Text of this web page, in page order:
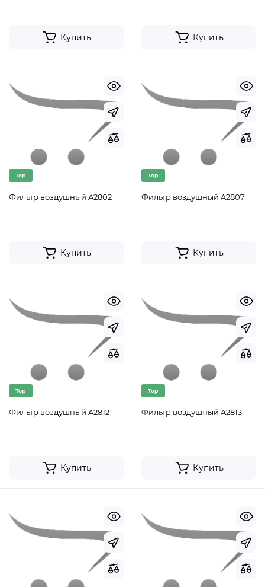
Купить Купить
Top
Фильтр воздушный A2802
Купить
Top
Фильтр воздушный A2807
Купить
Top
Фильтр воздушный A2812
Купить
Top
Фильтр воздушный A2813
Купить